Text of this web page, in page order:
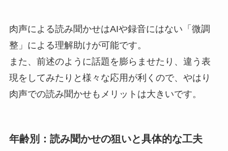
肉声による読み聞かせはAIや録音にはない「微調
整」による理解助けが可能です。
また、前述のように話題を膨らませたり、違う表
現をしてみたりと様々な応用が利くので、やはり
肉声での読み聞かせもメリットは大きいです。
年齢別：読み聞かせの狙いと具体的な工夫